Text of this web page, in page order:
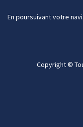
En poursuivant votre
Copyright ©